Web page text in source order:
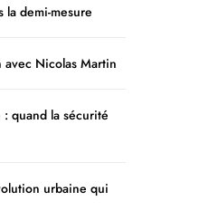
la demi-mesure
Nicolas Martin
quand la sécurité
urbaine qui